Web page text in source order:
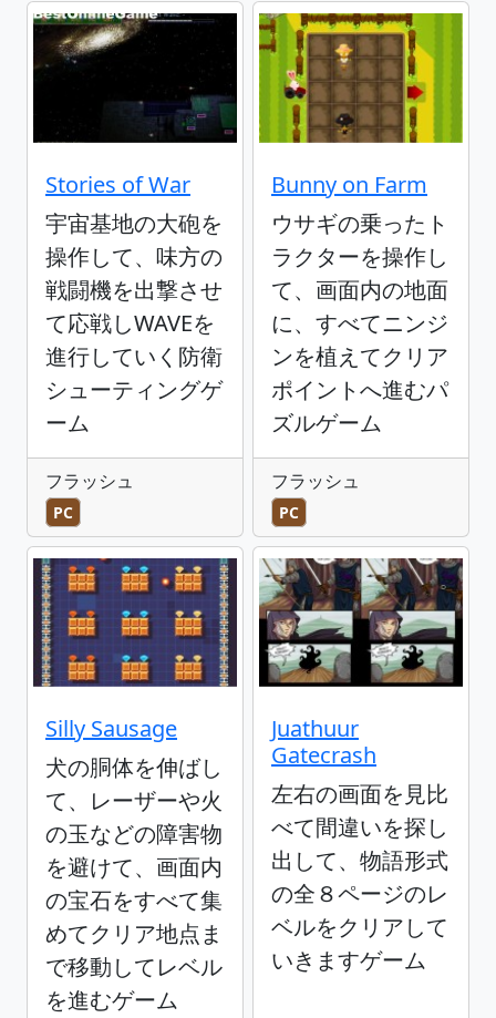
Stories of War
宇宙基地の大砲を
操作して、味方の
戦闘機を出撃させ
て応戦しWAVEを
進行していく防衛
シューティングゲ
ーム
フラッシュ
PC
Bunny on Farm
ウサギの乗ったト
ラクターを操作し
て、画面内の地面
に、すべてニンジ
ンを植えてクリア
ポイントへ進むパ
ズルゲーム
フラッシュ
PC
Silly Sausage
犬の胴体を伸ばし
て、レーザーや火
の玉などの障害物
を避けて、画面内
の宝石をすべて集
めてクリア地点ま
で移動してレベル
を進むゲーム
Juathuur
Gatecrash
左右の画面を見比
べて間違いを探し
出して、物語形式
の全８ページのレ
ベルをクリアして
いきますゲーム